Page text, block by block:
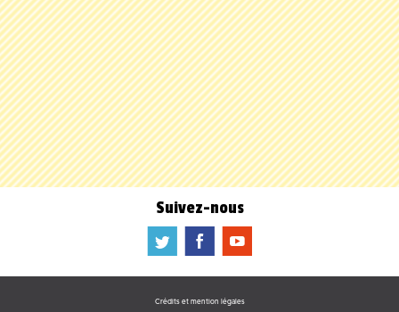
Suivez-nous
a b f
Crédits et mention légales